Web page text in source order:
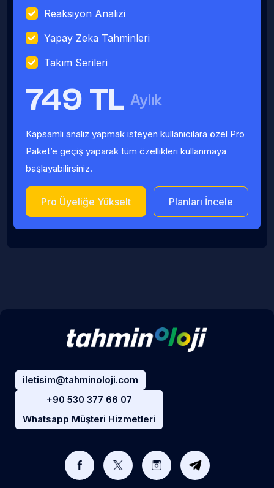
Reaksiyon Analizi
Yapay Zeka Tahminleri
Takım Serileri
749 TL Aylık
Kapsamlı analiz yapmak isteyen kullanıcılara özel Pro
Paket’e geçiş yaparak tüm özellikleri kullanmaya
başlayabilirsiniz.
Pro Üyeliğe Yükselt Planları İncele
iletisim@tahminoloji.com
+90 530 377 66 07
Whatsapp Müşteri Hizmetleri